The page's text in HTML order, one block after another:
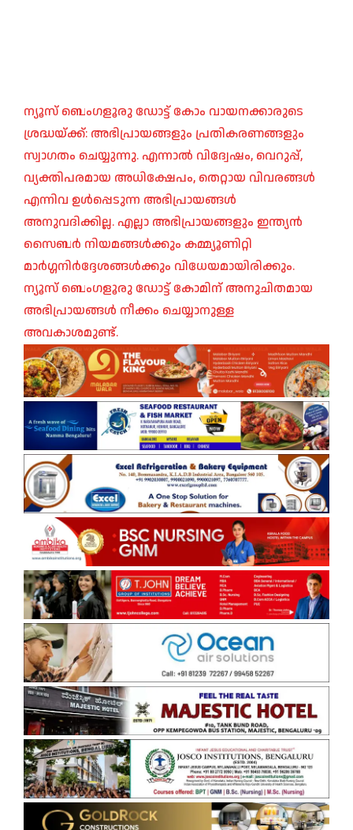
ന്യൂസ് ബെംഗളൂരു ഡോട്ട് കോം വായനക്കാരുടെ
ശ്രദ്ധയ്ക്ക്: അഭിപ്രായങ്ങളും പ്രതികരണങ്ങളും
സ്വാഗതം ചെയ്യുന്നു. എന്നാൽ വിദ്വേഷം, വെറുപ്പ്,
വ്യക്തിപരമായ അധിക്ഷേപം, തെറ്റായ വിവരങ്ങൾ
എന്നിവ ഉൾപ്പെടുന്ന അഭിപ്രായങ്ങൾ
അനുവദിക്കില്ല. എല്ലാ അഭിപ്രായങ്ങളും ഇന്ത്യൻ
സൈബർ നിയമങ്ങൾക്കും കമ്മ്യൂണിറ്റി
മാർഗ്ഗനിർദ്ദേശങ്ങൾക്കും വിധേയമായിരിക്കും.
ന്യൂസ് ബെംഗളൂരു ഡോട്ട് കോമിന് അനുചിതമായ
അഭിപ്രായങ്ങൾ നീക്കം ചെയ്യാനുള്ള
അവകാശമുണ്ട്.